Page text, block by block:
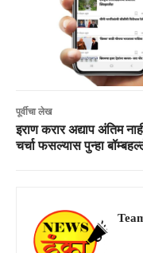
पूर्वीचा लेख
इराण करार अद्याप अंतिम
चर्चा फसल्यास पुन्हा